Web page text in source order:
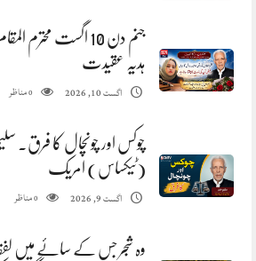
جنم دن 10 اگست محترم
ہدیہ عقیدت
اگست 10, 2026 0مناظر
چوکس اور چونچال کا فرق.
(ٹیکساس) امریک
اگست 9, 2026 0مناظر
وہ شجر جس کے سائے میں لفظ